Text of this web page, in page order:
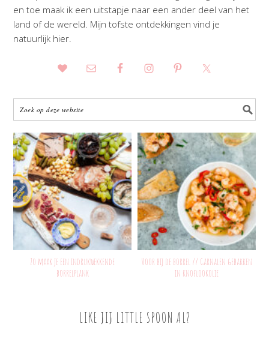
en toe maak ik een uitstapje naar een ander deel van het
land of de wereld. Mijn tofste ontdekkingen vind je
natuurlijk hier.
Zo maak je een indrukwekkende
borrelplank
Voor bij de borrel // Garnalen gebakken
in knoflookolie
LIKE JIJ LITTLE SPOON AL?